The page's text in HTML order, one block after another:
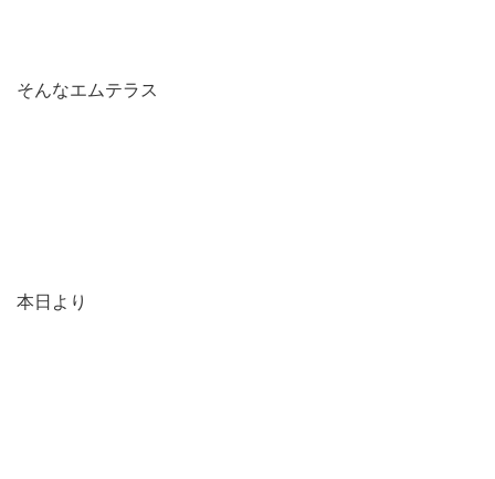
そんなエムテラス
本日より